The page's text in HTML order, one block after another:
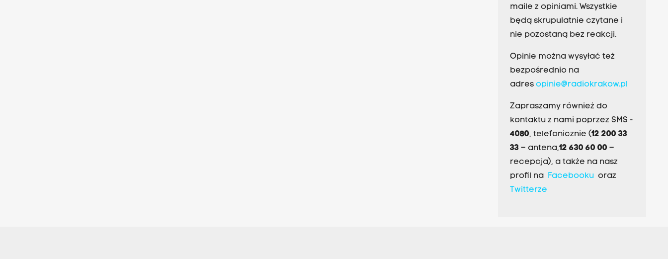
maile z opiniami. Wszystkie
będą skrupulatnie czytane i
nie pozostaną bez reakcji.
Opinie można wysyłać też
bezpośrednio na
adres opinie@radiokrakow.pl
Zapraszamy również do
kontaktu z nami poprzez SMS -
4080, telefonicznie (12 200 33
33– antena,12 630 60 00 –
recepcja), a także na nasz
profil na Facebookuoraz
Twitterze